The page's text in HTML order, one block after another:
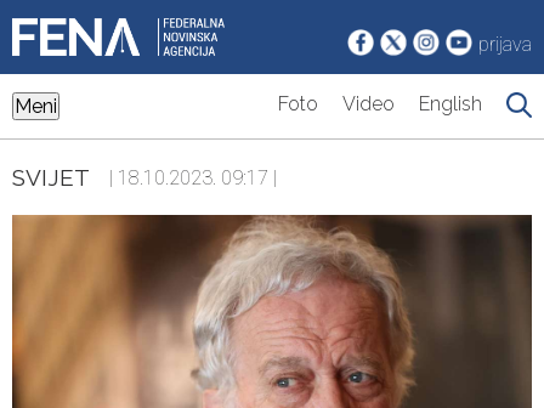
prijava
Meni Foto Video English
SVIJET | 18.10.2023. 09:17 |